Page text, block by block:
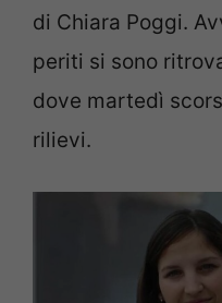
di Chiara Poggi.
periti si sono
dove martedì
rilievi.